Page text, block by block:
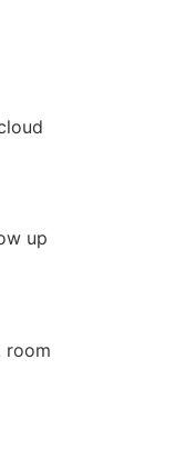
up
room